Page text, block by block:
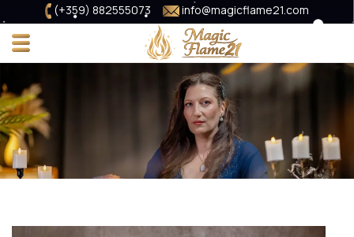
(+359) 882555073 info@magicflame21.com